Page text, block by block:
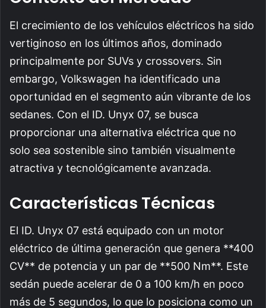
El crecimiento de los vehículos eléctricos ha sido
vertiginoso en los últimos años, dominado
principalmente por SUVs y crossovers. Sin
embargo, Volkswagen ha identificado una
oportunidad en el segmento aún vibrante de los
sedanes. Con el ID. Unyx 07, se busca
proporcionar una alternativa eléctrica que no
solo sea sostenible sino también visualmente
atractiva y tecnológicamente avanzada.
Características Técnicas
El ID. Unyx 07 está equipado con un motor
eléctrico de última generación que genera **400
CV** de potencia y un par de **500 Nm**. Este
sedán puede acelerar de 0 a 100 km/h en poco
más de 5 segundos, lo que lo posiciona como un